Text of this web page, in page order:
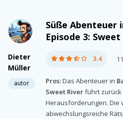
Dieter
Müller
autor
Süße Abenteuer
Episode 3:
3.4
Pros:Das Abenteuer in
Sweet Riverführt zurück
Herausforderungen. Die
abwechslungsreiche